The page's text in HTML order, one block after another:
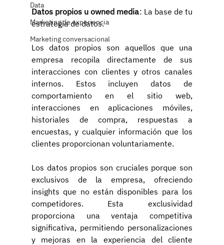
Data
Marketing de experiencia
Marketing conversacional
Datos propios u owned media: La base de tu
estrategia de datos.
Los datos propios son aquellos que una
empresa recopila directamente de sus
interacciones con clientes y otros canales
internos. Estos incluyen datos de
comportamiento en el sitio web,
interacciones en aplicaciones móviles,
historiales de compra, respuestas a
encuestas, y cualquier información que los
clientes proporcionan voluntariamente.
Los datos propios son cruciales porque son
exclusivos de la empresa, ofreciendo
insights que no están disponibles para los
competidores. Esta exclusividad
proporciona una ventaja competitiva
significativa, permitiendo personalizaciones
y mejoras en la experiencia del cliente